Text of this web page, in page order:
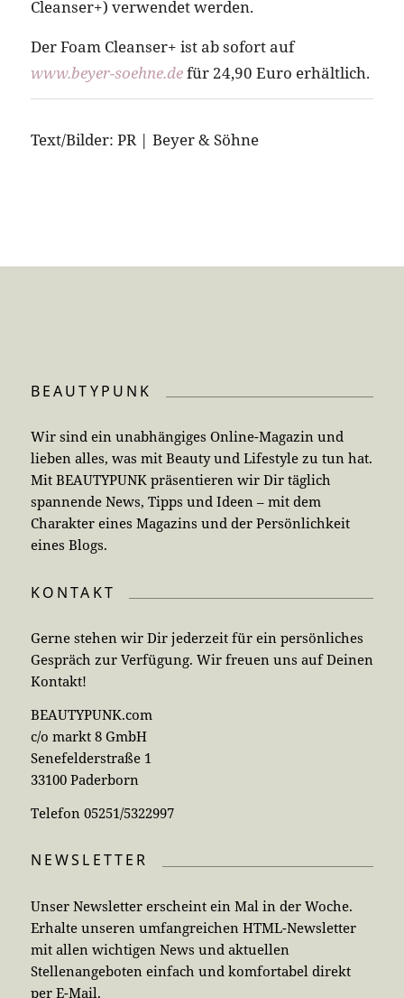
Cleanser+) verwendet werden.
Der Foam Cleanser+ ist ab sofort auf
www.beyer-soehne.defür 24,90 Euro erhältlich.
Text/Bilder: PR | Beyer & Söhne
BEAUTYPUNK
Wir sind ein unabhängiges Online-Magazin und
lieben alles, was mit Beauty und Lifestyle zu tun hat.
Mit BEAUTYPUNK präsentieren wir Dir täglich
spannende News, Tipps und Ideen – mit dem
Charakter eines Magazins und der Persönlichkeit
eines Blogs.
KONTAKT
Gerne stehen wir Dir jederzeit für ein persönliches
Gespräch zur Verfügung. Wir freuen uns auf Deinen
Kontakt!
BEAUTYPUNK.com
c/o markt 8 GmbH
Senefelderstraße 1
33100 Paderborn
Telefon 05251/5322997
NEWSLETTER
Unser Newsletter erscheint ein Mal in der Woche.
Erhalte unseren umfangreichen HTML-Newsletter
mit allen wichtigen News und aktuellen
Stellenangeboten einfach und komfortabel direkt
per E-Mail.